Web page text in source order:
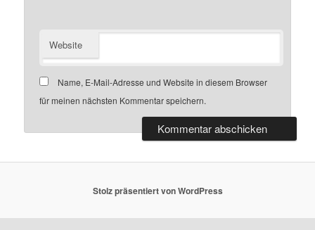
Website
Name, E-Mail-Adresse und Website in diesem Browser
für meinen nächsten Kommentar speichern.
Stolz präsentiert von WordPress